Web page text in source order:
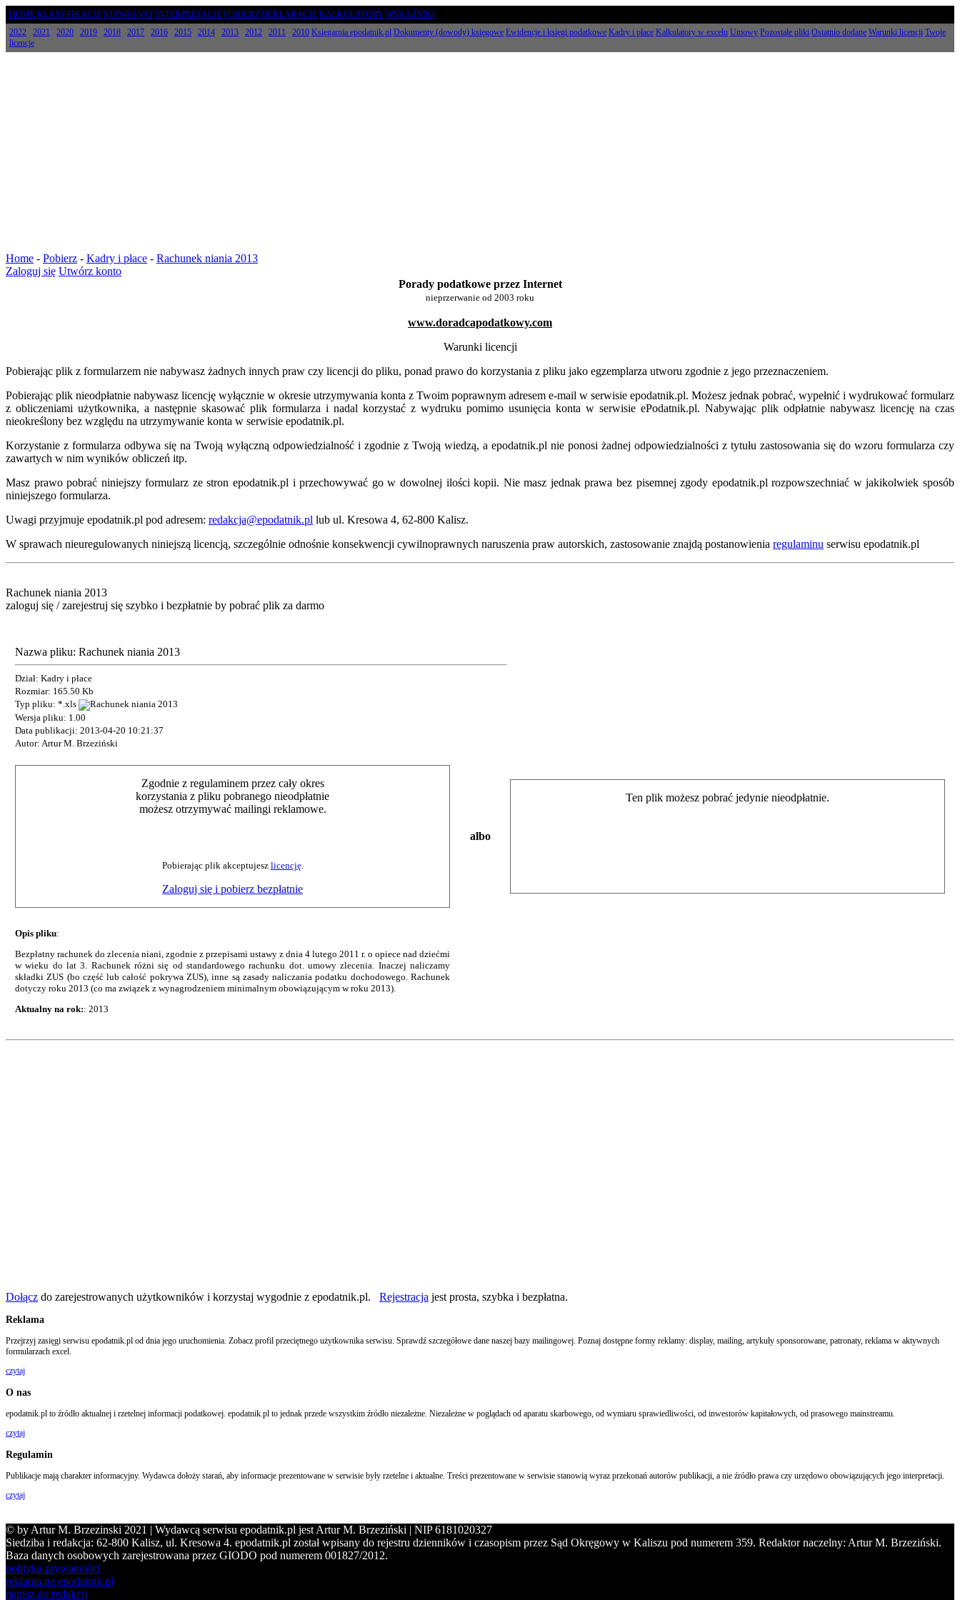
HOME KLASYFIKACJE STAWKI VAT INTERPRETACJE POBIERZ DEKLARACJE KALKULATORY WSKAŹNIKI
2022
2021 2020 2019 2018 2017 2016 2015 2014 2013 2012 2011 2010 Księgarnia epodatnik.pl Dokumenty (dowody) księgowe Ewidencje i księgi podatkowe Kadry i płace Kalkulatory w excelu Umowy Pozostałe pliki Ostatnio dodane Warunki licencji Twoje
licencje
Home - Pobierz - Kadry i płace - Rachunek niania 2013
Zaloguj się Utwórz konto
Porady podatkowe przez Internet
nieprzerwanie od 2003 roku
www.doradcapodatkowy.com
Warunki licencji
Pobierając plik z formularzem nie nabywasz żadnych innych praw czy licencji do pliku, ponad prawo do korzystania z pliku jako egzemplarza utworu zgodnie z jego przeznaczeniem.
Pobierając plik nieodpłatnie nabywasz licencję wyłącznie w okresie utrzymywania konta z Twoim poprawnym adresem e-mail w serwisie epodatnik.pl. Możesz jednak pobrać, wypełnić i wydrukować formularz
z obliczeniami użytkownika, a następnie skasować plik formularza i nadal korzystać z wydruku pomimo usunięcia konta w serwisie ePodatnik.pl. Nabywając plik odpłatnie nabywasz licencję na czas
nieokreślony bez względu na utrzymywanie konta w serwisie epodatnik.pl.
Korzystanie z formularza odbywa się na Twoją wyłączną odpowiedzialność i zgodnie z Twoją wiedzą, a epodatnik.pl nie ponosi żadnej odpowiedzialności z tytułu zastosowania się do wzoru formularza czy
zawartych w nim wyników obliczeń itp.
Masz prawo pobrać niniejszy formularz ze stron epodatnik.pl i przechowywać go w dowolnej ilości kopii. Nie masz jednak prawa bez pisemnej zgody epodatnik.pl rozpowszechniać w jakikolwiek sposób
niniejszego formularza.
Uwagi przyjmuje epodatnik.pl pod adresem: redakcja@epodatnik.pl lub ul. Kresowa 4, 62-800 Kalisz.
W sprawach nieuregulowanych niniejszą licencją, szczególnie odnośnie konsekwencji cywilnoprawnych naruszenia praw autorskich, zastosowanie znajdą postanowienia regulaminu serwisu epodatnik.pl
Rachunek niania 2013
zaloguj się / zarejestruj się szybko i bezpłatnie by pobrać plik za darmo
Nazwa pliku: Rachunek niania 2013
Dział: Kadry i płace
Rozmiar: 165.50 Kb
Typ pliku: *.xls
Wersja pliku: 1.00
Data publikacji: 2013-04-20 10:21:37
Autor: Artur M. Brzeziński
Zgodnie z regulaminem przez cały okres
korzystania z pliku pobranego nieodpłatnie
możesz otrzymywać mailingi reklamowe.
Pobierając plik akceptujesz licencję.
Zaloguj się i pobierz bezpłatnie
albo
Ten plik możesz pobrać jedynie nieodpłatnie.
Opis pliku:
Bezpłatny rachunek do zlecenia niani, zgodnie z przepisami ustawy z dnia 4 lutego 2011 r. o opiece nad dziećmi
w wieku do lat 3. Rachunek różni się od standardowego rachunku dot. umowy zlecenia. Inaczej naliczamy
składki ZUS (bo część lub całość pokrywa ZUS), inne są zasady naliczania podatku dochodowego. Rachunek
dotyczy roku 2013 (co ma związek z wynagrodzeniem minimalnym obowiązującym w roku 2013).
Aktualny na rok:: 2013
Dołącz do zarejestrowanych użytkowników i korzystaj wygodnie z epodatnik.pl. Rejestracja jest prosta, szybka i bezpłatna.
Reklama
Przejrzyj zasięgi serwisu epodatnik.pl od dnia jego uruchomienia. Zobacz profil przeciętnego użytkownika serwisu. Sprawdź szczegółowe dane naszej bazy mailingowej. Poznaj dostępne formy reklamy: display, mailing, artykuły sponsorowane, patronaty, reklama w aktywnych
formularzach excel.
czytaj
O nas
epodatnik.pl to źródło aktualnej i rzetelnej informacji podatkowej. epodatnik.pl to jednak przede wszystkim źródło niezależne. Niezależne w poglądach od aparatu skarbowego, od wymiaru sprawiedliwości, od inwestorów kapitałowych, od prasowego mainstreamu.
czytaj
Regulamin
Publikacje mają charakter informacyjny. Wydawca dołoży starań, aby informacje prezentowane w serwisie były rzetelne i aktualne. Treści prezentowane w serwisie stanowią wyraz przekonań autorów publikacji, a nie źródło prawa czy urzędowo obowiązujących jego interpretacji.
czytaj
© by Artur M. Brzezinski 2021 | Wydawcą serwisu epodatnik.pl jest Artur M. Brzeziński | NIP 6181020327
Siedziba i redakcja: 62-800 Kalisz, ul. Kresowa 4. epodatnik.pl został wpisany do rejestru dzienników i czasopism przez Sąd Okręgowy w Kaliszu pod numerem 359. Redaktor naczelny: Artur M. Brzeziński.
Baza danych osobowych zarejestrowana przez GIODO pod numerem 001827/2012.
polityka prywatności
reklama na epodatnik.pl
napisz do redakcji